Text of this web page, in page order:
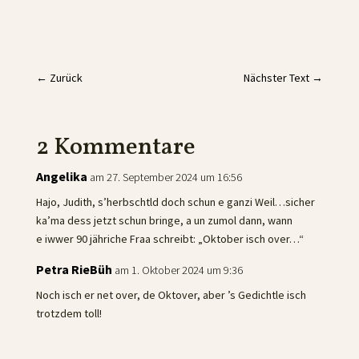
← Zurück Nächster Text →
2 Kommentare
Angelika am 27. September 2024 um 16:56
Hajo, Judith, s’herbschtld doch schun e ganzi Weil…sicher
ka’ma dess jetzt schun bringe, a un zumol dann, wann
e iwwer 90 jähriche Fraa schreibt: „Oktober isch over…“
Petra RieBüh am 1. Oktober 2024 um 9:36
Noch isch er net over, de Oktover, aber ’s Gedichtle isch
trotzdem toll!